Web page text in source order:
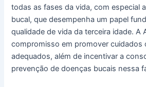
todas as fases da vida, com especial
bucal, que desempenha um papel
qualidade de vida da terceira idade. A
compromisso em promover cuidados
adequados, além de incentivar a
prevenção de doenças bucais nessa